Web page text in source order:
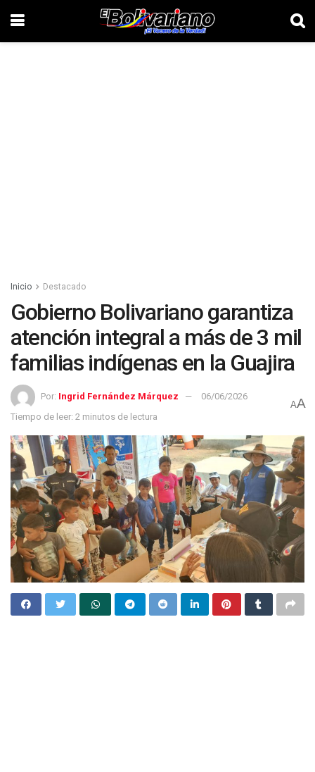
Inicio Destacado
Gobierno Bolivariano garantiza
atención integral a más de 3 mil
familias indígenas en la Guajira
Por: Ingrid Fernández Márquez
06/06/2026
Tiempo de leer: 2 minutos de lectura
AA